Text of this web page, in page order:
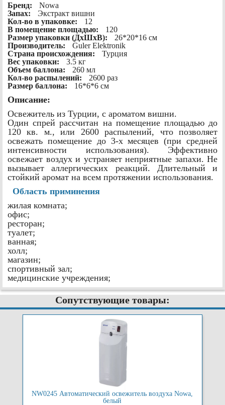
Бренд:
Nowa
Запах:
Экстракт вишни
Кол-во в упаковке:
12
В помещение площадью:
120
Размер упаковки (ДхШхВ):
26*20*16 см
Производитель:
Guler Elektronik
Страна происхождения:
Турция
Вес упаковки:
3.5 кг
Объем баллона:
260 мл
Кол-во распылений:
2600 раз
Размер баллона:
16*6*6 см
Описание:
Освежитель из Турции, с ароматом вишни.
Один спрей рассчитан на помещение площадью до
120 кв. м., или 2600 распылений, что позволяет
освежать помещение до 3-х месяцев (при средней
интенсивности использования). Эффективно
освежает воздух и устраняет неприятные запахи. Не
вызывает аллергических реакций. Длительный и
стойкий аромат на всем протяжении использования.
Область приминения
жилая комната;
офис;
ресторан;
туалет;
ванная;
холл;
магазин;
спортивный зал;
медицинские учреждения;
Сопутствующие товары:
NW0245 Автоматический освежитель воздуха Nowa,
белый